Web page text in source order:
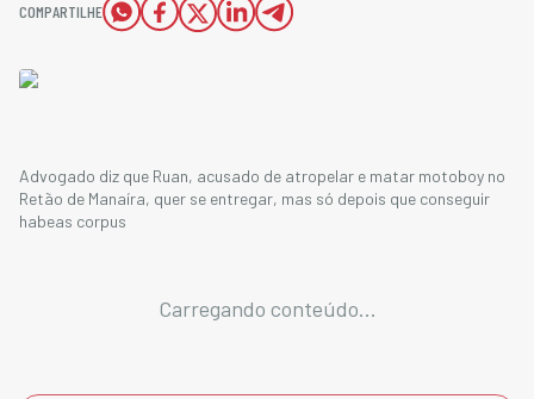
COMPARTILHE
Advogado diz que Ruan, acusado de atropelar e matar motoboy no
Retão de Manaíra, quer se entregar, mas só depois que conseguir
habeas corpus
Carregando conteúdo...